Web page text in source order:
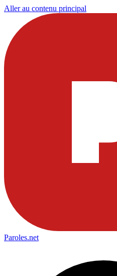
Aller au contenu principal
Paroles.net